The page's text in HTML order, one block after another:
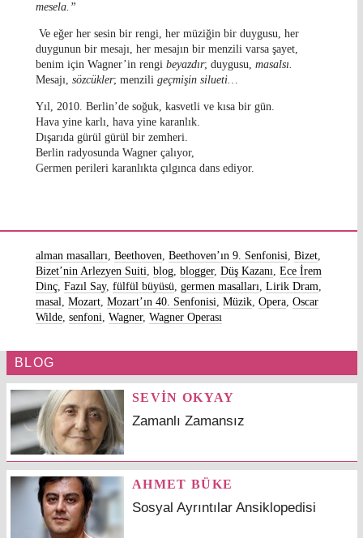
mesela.”
Ve eğer her sesin bir rengi, her müziğin bir duygusu, her
duygunun bir mesajı, her mesajın bir menzili varsa şayet,
benim için Wagner’in rengi beyazdır; duygusu, masalsı.
Mesajı, sözcükler; menzili geçmişin silueti…
Yıl, 2010. Berlin’de soğuk, kasvetli ve kısa bir gün.
Hava yine karlı, hava yine karanlık.
Dışarıda gürül gürül bir zemheri.
Berlin radyosunda Wagner çalıyor,
Germen perileri karanlıkta çılgınca dans ediyor.
alman masalları, Beethoven, Beethoven’ın 9. Senfonisi, Bizet,
Bizet’nin Arlezyen Suiti, blog, blogger, Düş Kazanı, Ece İrem
Dinç, Fazıl Say, fülfül büyüsü, germen masalları, Lirik Dram,
masal, Mozart, Mozart’ın 40. Senfonisi, Müzik, Opera, Oscar
Wilde, senfoni, Wagner, Wagner Operası
BLOG
SEVİN OKYAY
Zamanlı Zamansız
AHMET BÜKE
Sosyal Ayrıntılar Ansiklopedisi